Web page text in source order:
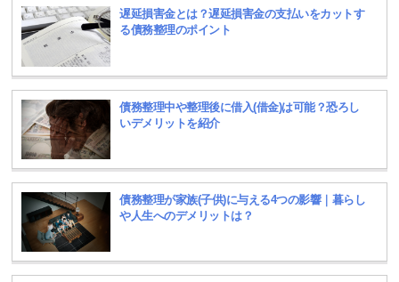
遅延損害金とは？遅延損害金の支払いをカットす
る債務整理のポイント
債務整理中や整理後に借入(借金)は可能？恐ろし
いデメリットを紹介
債務整理が家族(子供)に与える4つの影響｜暮らし
や人生へのデメリットは？